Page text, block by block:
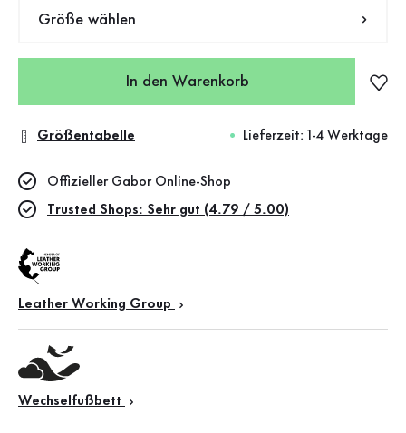
Größe wählen
In den Warenkorb
Größentabelle Lieferzeit: 1-4 Werktage
Offizieller Gabor Online-Shop
Trusted Shops: Sehr gut (4.79 / 5.00)
Leather Working Group
Wechselfußbett